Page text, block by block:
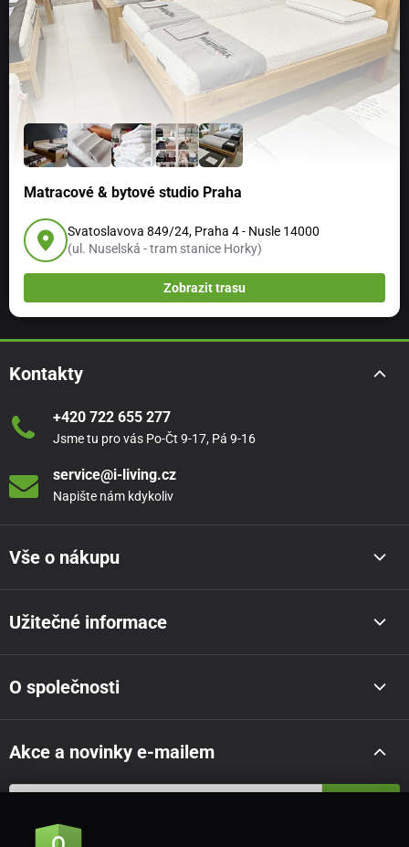
Matracové & bytové studio Praha
Svatoslavova 849/24, Praha 4 - Nusle 14000
(ul. Nuselská - tram stanice Horky)
Zobrazit trasu
Kontakty
+420 722 655 277
Jsme tu pro vás Po-Čt 9-17, Pá 9-16
service@i-living.cz
Napište nám kdykoliv
Vše o nákupu
Užitečné informace
O společnosti
Akce a novinky e-mailem